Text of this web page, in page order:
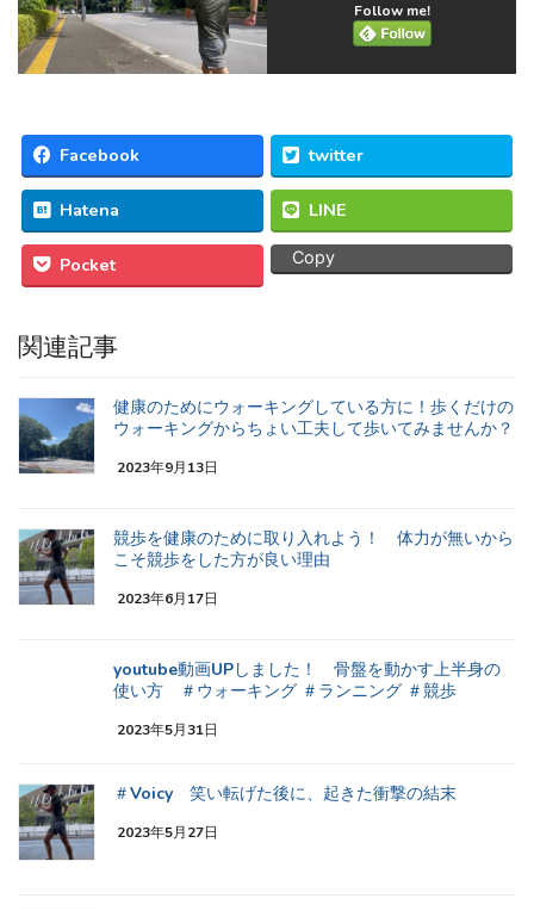
Follow me!
Facebook twitter
Hatena LINE
Pocket Copy
関連記事
健康のためにウォーキングしている方に！歩くだけの
ウォーキングからちょい工夫して歩いてみませんか？
2023年9月13日
競歩を健康のために取り入れよう！ 体力が無いから
こそ競歩をした方が良い理由
2023年6月17日
youtube動画UPしました！ 骨盤を動かす上半身の
使い方 ＃ウォーキング ＃ランニング ＃競歩
2023年5月31日
＃Voicy 笑い転げた後に、起きた衝撃の結末
2023年5月27日